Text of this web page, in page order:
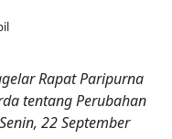
Rapat Paripurna
tentang Perubahan
22 September